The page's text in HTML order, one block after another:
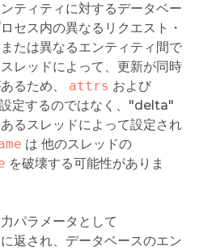
ティティに対するデータベー
セス内の異なるリクエスト・
たは異なるエンティティ間で
レッドによって、更新が同時
るため、 attrs および
定するのではなく、"delta"
るスレッドによって設定され
は 他のスレッドの
を破壊する可能性がありま
パラメータとして
に返され、データベースのエン